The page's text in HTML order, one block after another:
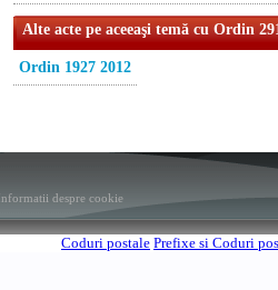
Alte acte pe aceeaşi temă cu Ordin
Ordin 1927 2012
Informatii despre cookie
Coduri postale Prefixe si Coduri